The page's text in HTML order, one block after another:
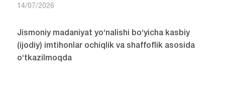
14/07/2026
Jismoniy madaniyat yo‘nalishi bo‘yicha kasbiy
(ijodiy) imtihonlar ochiqlik va shaffoflik asosida
o‘tkazilmoqda